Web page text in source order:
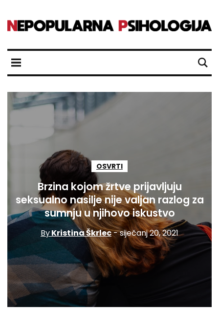
OSVRTI
Brzina kojom žrtve prijavljuju
seksualno nasilje nije valjan razlog za
sumnju u njihovo iskustvo
ByKristina Škrlec- siječanj 20, 2021